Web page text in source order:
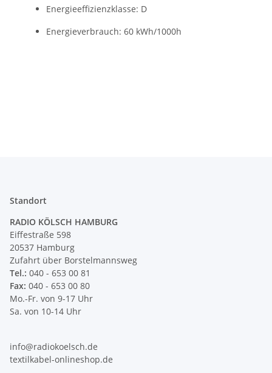
Energieeffizienzklasse: D
Energieverbrauch: 60 kWh/1000h
Standort
RADIO KÖLSCH HAMBURG
Eiffestraße 598
20537 Hamburg
Zufahrt über Borstelmannsweg
Tel.: 040 - 653 00 81
Fax: 040 - 653 00 80
Mo.-Fr. von 9-17 Uhr
Sa. von 10-14 Uhr
info@radiokoelsch.de
textilkabel-onlineshop.de